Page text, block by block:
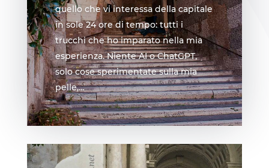
quello che vi interessa della capitale
in sole 24 ore di tempo: tutti i
trucchi che ho imparato nella mia
esperienza. Niente AI o ChatGPT,
solo cose sperimentate sulla mia
pelle,...